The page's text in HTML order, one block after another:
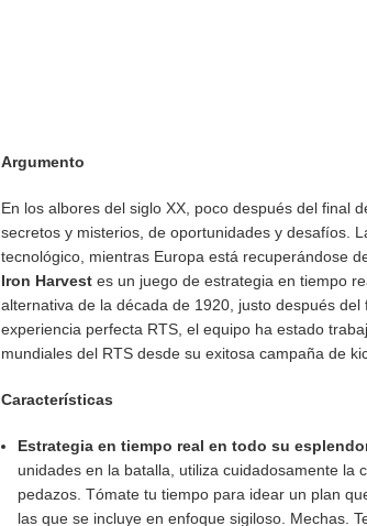
Argumento
En los albores del siglo XX, poco después del final
secretos y misterios, de oportunidades y desafíos.
tecnológico, mientras Europa está recuperándose
Iron Harvest es un juego de estrategia en tiempo
alternativa de la década de 1920, justo después
experiencia perfecta RTS, el equipo ha estado
mundiales del RTS desde su exitosa campaña de
Características
Estrategia en tiempo real en todo su
unidades en la batalla, utiliza cuidadosamente la
pedazos. Tómate tu tiempo para idear un plan
las que se incluye en enfoque sigiloso. Mechas.